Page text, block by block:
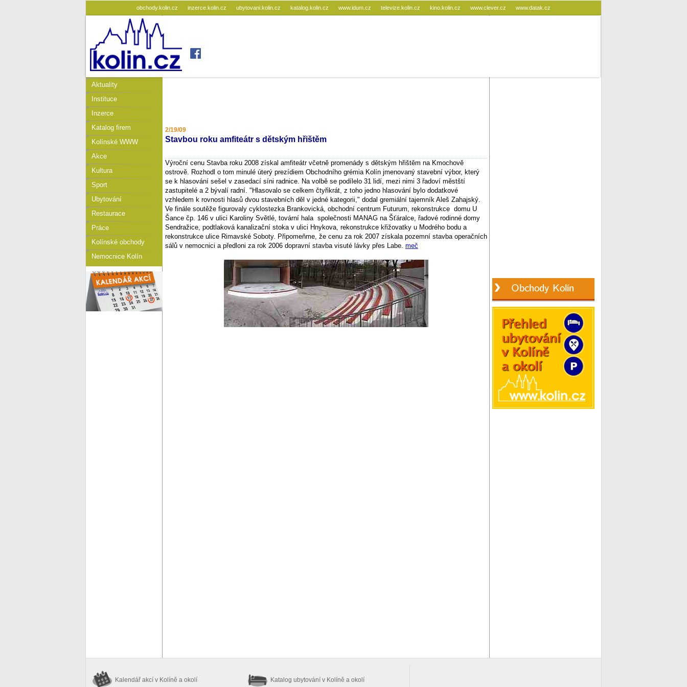
obchody.kolin.cz inzerce.kolin.cz ubytovani.kolin.cz katalog.kolin.cz www.idum.cz televize.kolin.cz kino.kolin.cz www.clever.cz www.datak.cz
Aktuality
Instituce
Inzerce
Katalog firem
Kolínské WWW
Akce
Kultura
Sport
Ubytování
Restaurace
Práce
Kolínské obchody
Nemocnice Kolín
2/19/09
Stavbou roku amfiteátr s dětským hřištěm
Výroční cenu Stavba roku 2008 získal amfiteátr včetně promenády s dětským hřištěm na Kmochově
ostrově. Rozhodl o tom minulé úterý prezídiem Obchodního grémia Kolín jmenovaný stavební výbor, který
se k hlasování sešel v zasedací síni radnice. Na volbě se podílelo 31 lidí, mezi nimi 3 řadoví městští
zastupitelé a 2 bývalí radní. "Hlasovalo se celkem čtyřikrát, z toho jedno hlasování bylo dodatkové
vzhledem k rovnosti hlasů dvou stavebních děl v jedné kategorii," dodal gremiální tajemník Aleš Zahajský.
Ve finále soutěže figurovaly cyklostezka Brankovická, obchodní centrum Futurum, rekonstrukce domu U
Šance čp. 146 v ulici Karoliny Světlé, tovární hala společnosti MANAG na Šťáralce, řadové rodinné domy
Sendražice, podtlaková kanalizační stoka v ulici Hnykova, rekonstrukce křižovatky u Modrého bodu a
rekonstrukce ulice Rimavské Soboty. Připomeňme, že cenu za rok 2007 získala pozemní stavba operačních
sálů v nemocnici a předloni za rok 2006 dopravní stavba visuté lávky přes Labe. meč
Kalendář akcí v Kolíně a okolí Katalog ubytování v Kolíně a okolí